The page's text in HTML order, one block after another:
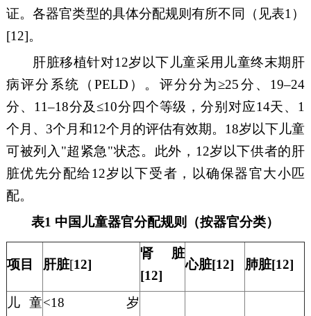
证。各器官类型的具体分配规则有所不同（见表1 ）
[12]。
肝脏移植针对12岁以下儿童采用儿童终末期肝
病评分系统（PELD ）。评分分为≥25分、 19–24
分、 11–18分及≤10分四个等级，分别对应14天、 1
个月、 3个月和12个月的评估有效期。 18岁以下儿童
可被列入 "超紧急"状态。此外， 12岁以下供者的肝
脏优先分配给12岁以下受者，以确保器官大小匹
配。
表1 中国儿童器官分配规则（按器官分类）
项目 肝脏[12]
肾脏
[12]
心脏[12] 肺脏[12]
儿童<18岁